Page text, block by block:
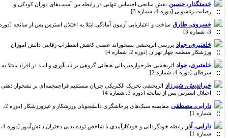
خدمتگذار، حسین نقش میانجی احساس تنهایی در رابطه بین آسیب‌های دوران کودکی و
رضایت زناشویی [دوره 4، شماره 3]
خسروی، طارق ساخت و اعتباریابی آزمون آمادگی ابتلا به اختلال استرس پس از سانحه [دوره
3، شماره 3]
خلعتبری، جواد بررسی اثربخشی پسخوراند عصبی کاهش اضطراب رقابتی دانش آموزان
ورزشکار منطقه چهار تهران [دوره 2، شماره 4]
خلعتبری، جواد اثربخشی طرحواره‌درمانی هیجانی گروهی بر تاب‌آوری و امید در افراد مبتلا به
سرطان [دوره 4، شماره 2]
خیراندیش، شیرزاد اثربخشی تحریک الکتریکی جریان مستقیم فراجمجمه‌ای بر نشخوار ذهنی
اختلال استرس پس از سانحه [دوره 3، شماره 4]
دارابی، مصطفی
مقایسه سبک‌های پرخاشگری دانشجویان ورزشکار و غیرورزشکار [دوره 2،
شماره 1]
دارایی، آذر
رابطه خودگردانی و خودکارآمدی با شاخص توده بدنی دختران دانش‌آموز [دوره 4،
شماره 1]